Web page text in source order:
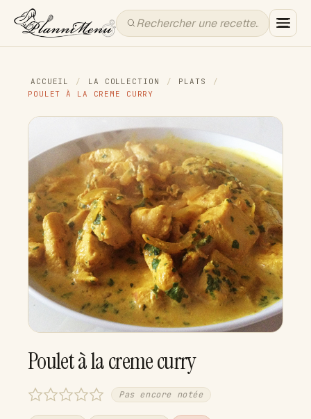
ACCUEIL / LA COLLECTION / PLATS
/
POULET À LA CREME CURRY
Poulet à la creme curry
Pas encore notée